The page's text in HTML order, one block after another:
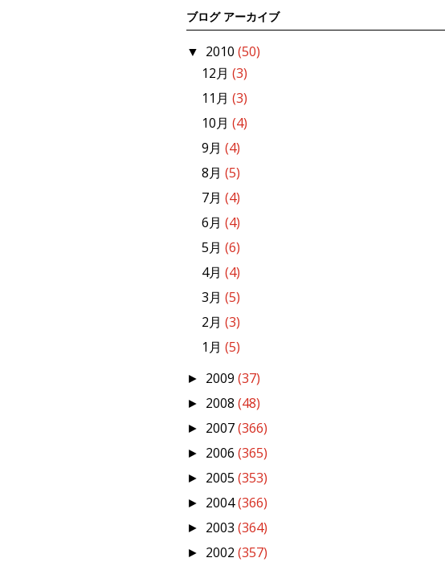
ブログ アーカイブ
▼ 2010 (50)
12月(3)
11月(3)
10月(4)
9月(4)
8月(5)
7月(4)
6月(4)
5月(6)
4月(4)
3月(5)
2月(3)
1月(5)
► 2009 (37)
► 2008 (48)
► 2007(366)
► 2006 (365)
► 2005 (353)
► 2004(366)
► 2003 (364)
► 2002 (357)